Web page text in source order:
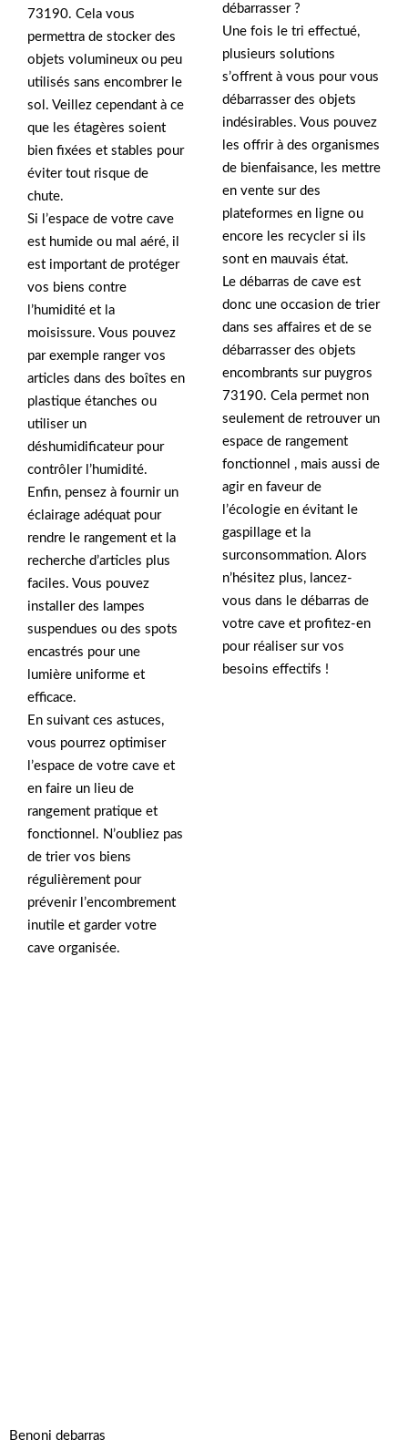
73190. Cela vous
permettra de stocker des
objets volumineux ou peu
utilisés sans encombrer le
sol. Veillez cependant à ce
que les étagères soient
bien fixées et stables pour
éviter tout risque de
chute.
Si l’espace de votre cave
est humide ou mal aéré, il
est important de protéger
vos biens contre
l’humidité et la
moisissure. Vous pouvez
par exemple ranger vos
articles dans des boîtes en
plastique étanches ou
utiliser un
déshumidificateur pour
contrôler l’humidité.
Enfin, pensez à fournir un
éclairage adéquat pour
rendre le rangement et la
recherche d’articles plus
faciles. Vous pouvez
installer des lampes
suspendues ou des spots
encastrés pour une
lumière uniforme et
efficace.
En suivant ces astuces,
vous pourrez optimiser
l’espace de votre cave et
en faire un lieu de
rangement pratique et
fonctionnel. N’oubliez pas
de trier vos biens
régulièrement pour
prévenir l’encombrement
inutile et garder votre
cave organisée.
débarrasser ?
Une fois le tri effectué,
plusieurs solutions
s’offrent à vous pour vous
débarrasser des objets
indésirables. Vous pouvez
les offrir à des organismes
de bienfaisance, les mettre
en vente sur des
plateformes en ligne ou
encore les recycler si ils
sont en mauvais état.
Le débarras de cave est
donc une occasion de trier
dans ses affaires et de se
débarrasser des objets
encombrants sur puygros
73190. Cela permet non
seulement de retrouver un
espace de rangement
fonctionnel , mais aussi de
agir en faveur de
l’écologie en évitant le
gaspillage et la
surconsommation. Alors
n’hésitez plus, lancez-
vous dans le débarras de
votre cave et profitez-en
pour réaliser sur vos
besoins effectifs !
Benoni debarras